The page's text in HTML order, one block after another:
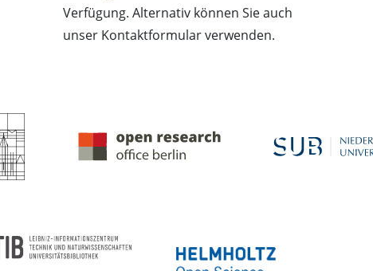
Verfügung. Alternativ können Sie auch
unser Kontaktformular verwenden.